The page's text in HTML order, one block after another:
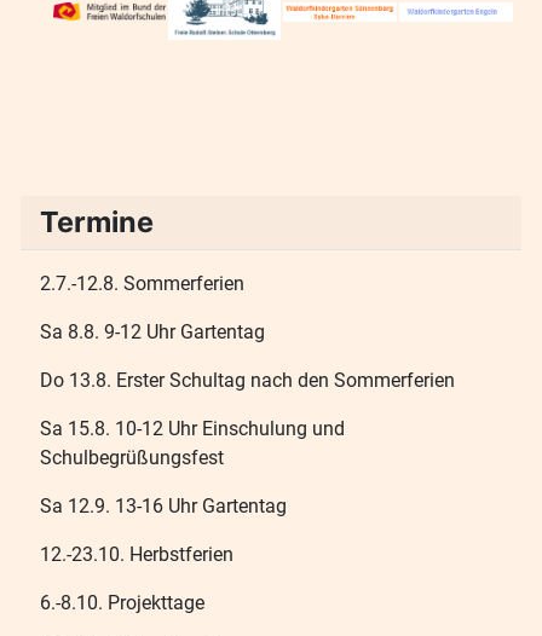
Termine
2.7.-12.8. Sommerferien
Sa 8.8. 9-12 Uhr Gartentag
Do 13.8. Erster Schultag nach den Sommerferien
Sa 15.8. 10-12 Uhr Einschulung und
Schulbegrüßungsfest
Sa 12.9. 13-16 Uhr Gartentag
12.-23.10. Herbstferien
6.-8.10. Projekttage